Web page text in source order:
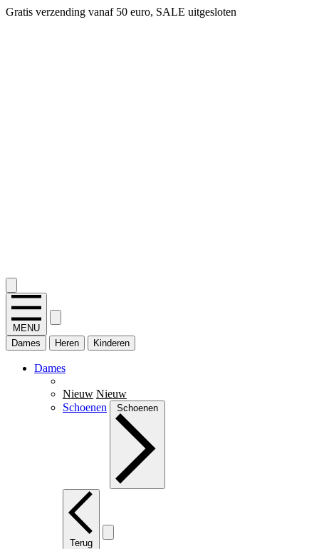
Gratis verzending vanaf 50 euro, SALE uitgesloten
MENU
Dames
Heren Kinderen
Dames
Nieuw Nieuw
Schoenen
Schoenen
Terug